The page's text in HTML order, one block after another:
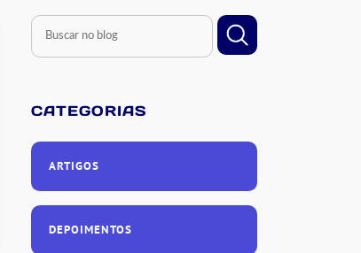
CATEGORIAS
ARTIGOS
DEPOIMENTOS